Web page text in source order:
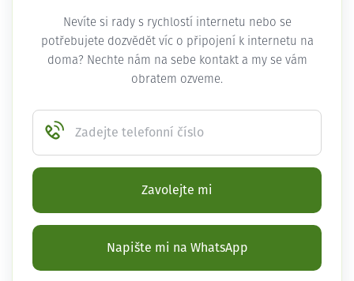
Nevíte si rady s rychlostí internetu nebo se
potřebujete dozvědět víc o připojení k internetu na
doma? Nechte nám na sebe kontakt a my se vám
obratem ozveme.
Zadejte telefonní číslo
Zavolejte mi
Napište mi na WhatsApp